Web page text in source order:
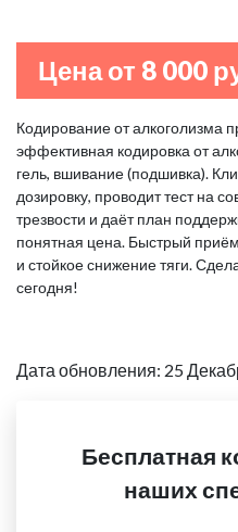
Цена от 8 000
Кодирование от алкоголизма
эффективная кодировка от
гель, вшивание (подшивка).
дозировку, проводит тест на
трезвости и даёт план
понятная цена. Быстрый
и стойкое снижение тяги.
сегодня!
Дата обновления: 25
Бесплатная
наших